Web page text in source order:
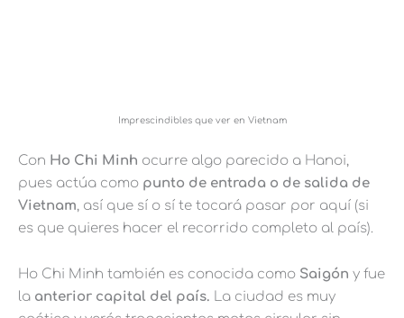
Imprescindibles que ver en Vietnam
Con Ho Chi Minh ocurre algo parecido a Hanoi,
pues actúa como punto de entrada o de salida de
Vietnam, así que sí o sí te tocará pasar por aquí (si
es que quieres hacer el recorrido completo al país).
Ho Chi Minh también es conocida como Saigón y fue
la anterior capital del país. La ciudad es muy